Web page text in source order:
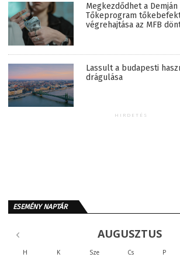
Megkezdődhet a Demján
Tőkeprogram
végrehajtása az MFB
Lassult a budapesti
drágulása
HIRDETÉS
ESEMÉNY NAPTÁR
AUGUSZTUS
H K Sze Cs P